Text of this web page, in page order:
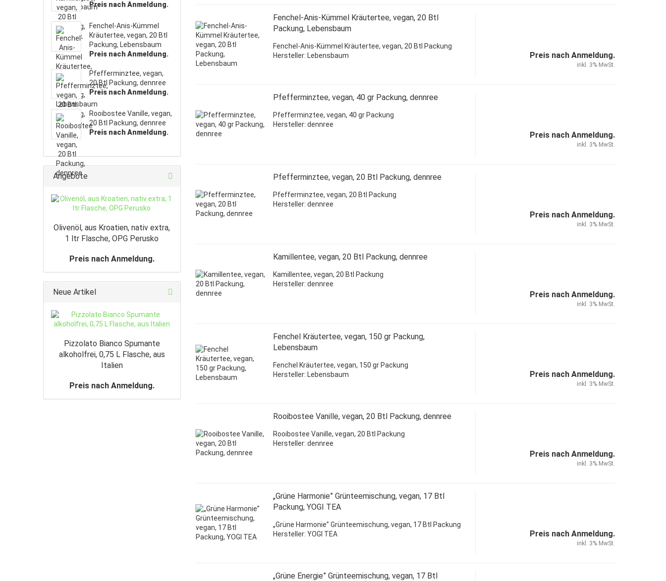
Fenchel-Anis-Kümmel Kräutertee, vegan, 20 Btl
Packung, Lebensbaum
Fenchel-Anis-Kümmel Kräutertee, vegan, 20 Btl Packung
Hersteller: Lebensbaum
Preis nach Anmeldung.
inkl. 3% MwSt.
Pfefferminztee, vegan, 40 gr Packung, dennree
Pfefferminztee, vegan, 40 gr Packung
Hersteller: dennree
Preis nach Anmeldung.
inkl. 3% MwSt.
Pfefferminztee, vegan, 20 Btl Packung, dennree
Pfefferminztee, vegan, 20 Btl Packung
Hersteller: dennree
Preis nach Anmeldung.
inkl. 3% MwSt.
Kamillentee, vegan, 20 Btl Packung, dennree
Kamillentee, vegan, 20 Btl Packung
Hersteller: dennree
Preis nach Anmeldung.
inkl. 3% MwSt.
Fenchel Kräutertee, vegan, 150 gr Packung,
Lebensbaum
Fenchel Kräutertee, vegan, 150 gr Packung
Hersteller: Lebensbaum
Preis nach Anmeldung.
inkl. 3% MwSt.
Rooibostee Vanille, vegan, 20 Btl Packung, dennree
Rooibostee Vanille, vegan, 20 Btl Packung
Hersteller: dennree
Preis nach Anmeldung.
inkl. 3% MwSt.
„Grüne Harmonie” Grünteemischung, vegan, 17 Btl
Packung, YOGI TEA
„Grüne Harmonie” Grünteemischung, vegan, 17 Btl Packung
Hersteller: YOGI TEA
Preis nach Anmeldung.
inkl. 3% MwSt.
„Grüne Energie” Grünteemischung, vegan, 17 Btl
Preis nach Anmeldung.
Fenchel-Anis-Kümmel
Kräutertee, vegan, 20 Btl
Packung, Lebensbaum
Preis nach Anmeldung.
Pfefferminztee, vegan,
20 Btl Packung, dennree
Preis nach Anmeldung.
Rooibostee Vanille, vegan,
20 Btl Packung, dennree
Preis nach Anmeldung.
Angebote
Olivenöl, aus Kroatien, nativ extra,
1 ltr Flasche, OPG Perusko
Preis nach Anmeldung.
Neue Artikel
Pizzolato Bianco Spumante
alkoholfrei, 0,75 L Flasche, aus
Italien
Preis nach Anmeldung.